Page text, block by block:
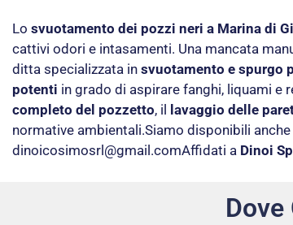
Lo svuotamento dei pozzi neri a Marina di
cattivi odori e intasamenti. Una mancata
ditta specializzata in svuotamento e spurgo
potenti in grado di aspirare fanghi, liquami e
completo del pozzetto, il lavaggio delle
normative ambientali.Siamo disponibili
dinoicosimosrl@gmail.comAffidati a Dinoi
Dove